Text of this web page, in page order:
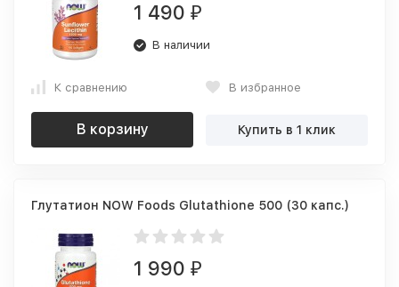
1 490 ₽
В наличии
К сравнению В избранное
В корзину Купить в 1 клик
Глутатион NOW Foods Glutathione 500 (30 капс.)
1 990 ₽